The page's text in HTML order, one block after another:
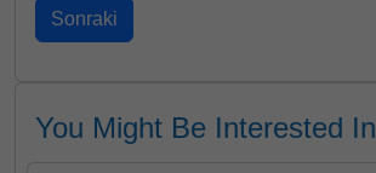
You Might Be Interested In